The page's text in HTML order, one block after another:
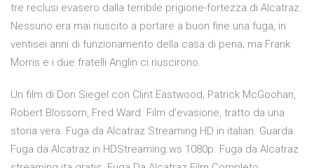
tre reclusi evasero dalla terribile prigione-fortezza di Alcatraz.
Nessuno era mai riuscito a portare a buon fine una fuga, in
ventisei anni di funzionamento della casa di pena; ma Frank
Morris e i due fratelli Anglin ci riuscirono.
Un film di Don Siegel con Clint Eastwood, Patrick McGoohan,
Robert Blossom, Fred Ward. Film d'evasione, tratto da una
storia vera. Fuga da Alcatraz Streaming HD in italian. Guarda
Fuga da Alcatraz in HDStreaming.ws 1080p. Fuga da Alcatraz